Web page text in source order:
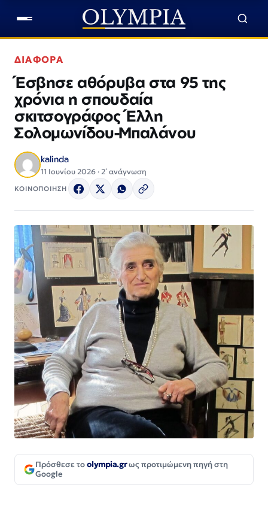
ΔΙΑΦΟΡΑ
Έσβησε αθόρυβα στα 95 της
χρόνια η σπουδαία
σκιτσογράφος Έλλη
Σολομωνίδου-Μπαλάνου
kalinda
11 Ιουνίου 2026 · 2΄ ανάγνωση
ΚΟΙΝΟΠΟΙΗΣΗ
Πρόσθεσε τοolympia.grως προτιμώμενη πηγή στη
Google